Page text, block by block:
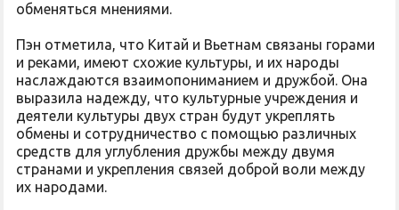
обменяться мнениями.
Пэн отметила, что Китай и Вьетнам связаны горами
и реками, имеют схожие культуры, и их народы
наслаждаются взаимопониманием и дружбой. Она
выразила надежду, что культурные учреждения и
деятели культуры двух стран будут укреплять
обмены и сотрудничество с помощью различных
средств для углубления дружбы между двумя
странами и укрепления связей доброй воли между
их народами.